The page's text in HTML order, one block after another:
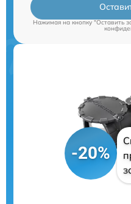
Нажимая на кнопку "Оставить
-20%